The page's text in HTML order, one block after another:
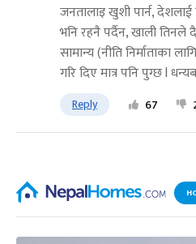
जनतालाइ खुशी पार्न,
भनि रहनै पर्दैन, खाली तिनले
सामान्य (नीति निर्माताका
गरि दिए मात्र पनि पुग्छ l
Reply 67